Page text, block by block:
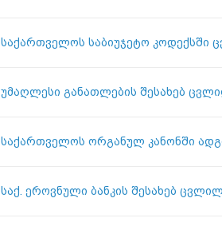
საქართველოს საბიუჯეტო კოდექსში
უმაღლესი განათლების შესახებ
საქართველოს ორგანულ კანონში
საქ. ეროვნული ბანკის შესახებ